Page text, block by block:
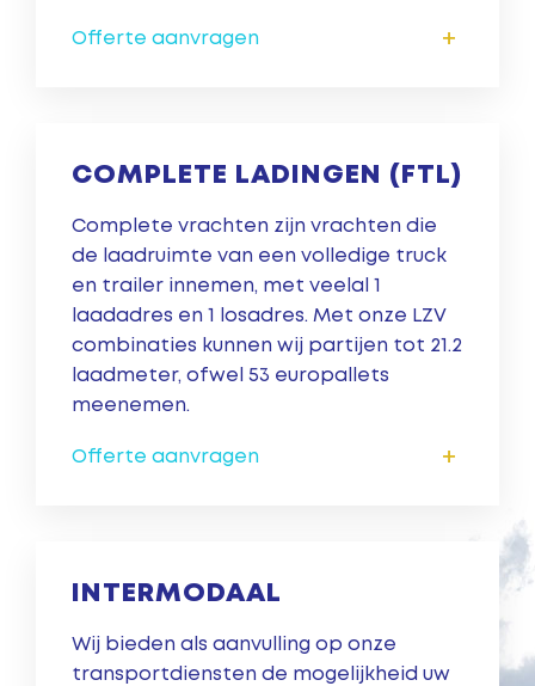
Offerte aanvragen +
COMPLETE LADINGEN (FTL)
Complete vrachten zijn vrachten die
de laadruimte van een volledige truck
en trailer innemen, met veelal 1
laadadres en 1 losadres. Met onze LZV
combinaties kunnen wij partijen tot 21.2
laadmeter, ofwel 53 europallets
meenemen.
Offerte aanvragen +
INTERMODAAL
Wij bieden als aanvulling op onze
transportdiensten de mogelijkheid uw